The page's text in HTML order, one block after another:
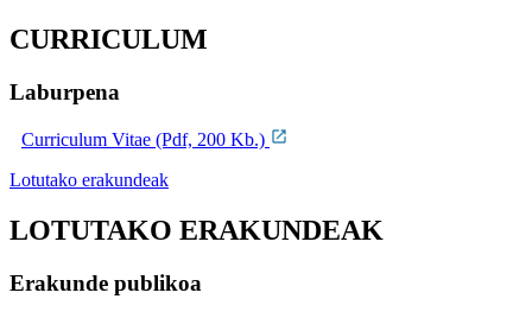
CURRICULUM
Laburpena
Curriculum Vitae (Pdf, 200 Kb.)
Lotutako erakundeak
LOTUTAKO ERAKUNDEAK
Erakunde publikoa